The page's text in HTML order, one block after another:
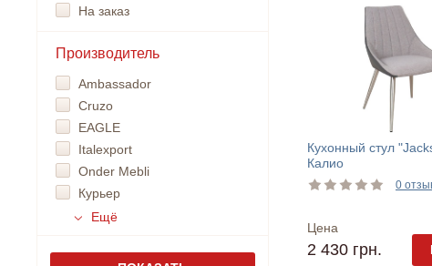
На заказ
Производитель
Ambassador
Cruzo
EAGLE
Italexport
Onder Mebli
Курьер
Ещё
Кухонный стул
Калио
0
Цена
2 430 грн.